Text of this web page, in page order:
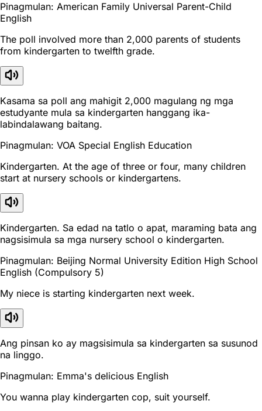
Pinagmulan: American Family Universal Parent-Child
English
The poll involved more than 2,000 parents of students
from kindergarten to twelfth grade.
Kasama sa poll ang mahigit 2,000 magulang ng mga
estudyante mula sa kindergarten hanggang ika-
labindalawang baitang.
Pinagmulan: VOA Special English Education
Kindergarten. At the age of three or four, many children
start at nursery schools or kindergartens.
Kindergarten. Sa edad na tatlo o apat, maraming bata ang
nagsisimula sa mga nursery school o kindergarten.
Pinagmulan: Beijing Normal University Edition High School
English (Compulsory 5)
My niece is starting kindergarten next week.
Ang pinsan ko ay magsisimula sa kindergarten sa susunod
na linggo.
Pinagmulan: Emma's delicious English
You wanna play kindergarten cop, suit yourself.